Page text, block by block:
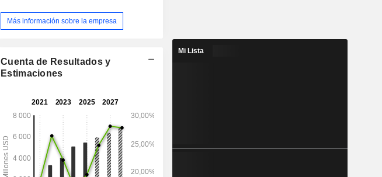
compuesta por 15 621 activos con una
superficie total alquilable de 31 528 681 m2,
Más información sobre la empresa
Cuenta de Resultados y
Estimaciones
Mi Lista